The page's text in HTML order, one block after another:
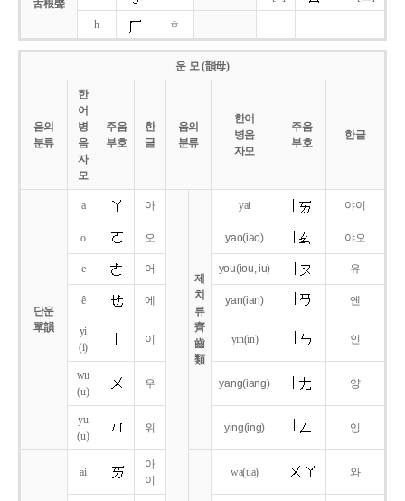
舌根聲
h ㅎ
운 모 (韻母)
음의
분류
한
어
병
음
자
모
주음
부호
한
글
음의
분류
한어
병음
자모
주음
부호
한글
단운
單韻
a 아
제
치
류
齊
齒
類
yai 야이
o 오 yao(iao) 야오
e 어 you(iou,iu) 유
ê 에 yan(ian) 옌
yi
(i)
이 yin(in) 인
wu
(u)
우 yang(iang) 양
yu
(u)
위 ying(ing) 잉
ai
아
이
wa(ua) 와